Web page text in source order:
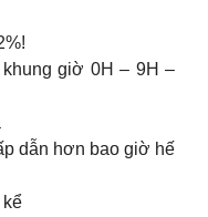
giờ 0H – 9H –
dẫn hơn bao giờ hế
kể